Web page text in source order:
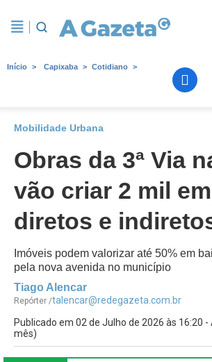
Início Capixaba Cotidiano
Mobilidade Urbana
Obras da 3ª Via
vão criar 2 mil
diretos e
Imóveis podem valorizar até 50% em
pela nova avenida no município
Tiago Alencar
Repórter /talencar@redegazeta.com.br
Publicado em 02 de Julho de 2026 às 16:20
mês)